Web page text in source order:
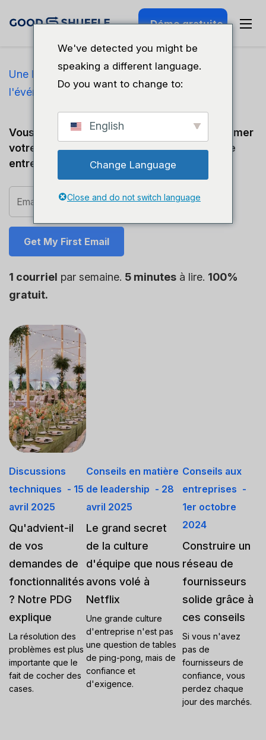
Démo gratuite
Une lettre d'information sur l'industrie de
l'événementiel par Mallory Mullen
Vous voulez obtenir plus de clients, transformer
votre façon de travailler et développer votre
entreprise ?
1 courriel par semaine. 5 minutes à lire. 100%
gratuit.
Discussions
techniques - 15
avril 2025
Qu'advient-il
de vos
demandes de
fonctionnalités
? Notre PDG
explique
La résolution des
problèmes est plus
importante que le
fait de cocher des
cases.
Conseils en matière
de leadership - 28
avril 2025
Le grand secret
de la culture
d'équipe que nous
avons volé à
Netflix
Une grande culture
d'entreprise n'est pas
une question de tables
de ping-pong, mais de
confiance et
d'exigence.
Conseils aux
entreprises -
1er octobre
2024
Construire un
réseau de
fournisseurs
solide grâce à
ces conseils
Si vous n'avez
pas de
fournisseurs de
confiance, vous
perdez chaque
jour des marchés.
We've detected you might be
speaking a different language.
Do you want to change to:
English
Change Language
Close and do not switch language